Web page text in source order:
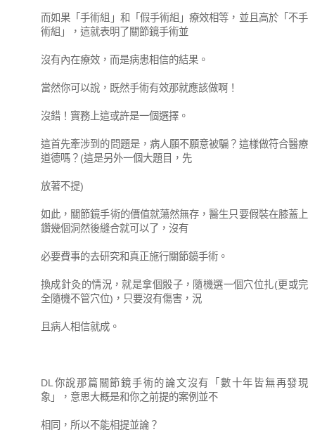
而如果「手術組」和「假手術組」療效相等，並且高於「不手
術組」，這就表明了關節鏡手術並
沒有內在療效，而是病患相信的結果。
當然你可以說，既然手術有效那就應該做啊！
沒錯！實務上這或許是一個選擇。
這首先牽涉到的問題是，病人願不願意被騙？這樣做符合醫療
道德嗎？(這是另外一個大題目，先
放著不提)
如此，關節鏡手術的價值就蕩然無存，醫生只要假裝在膝蓋上
鑽幾個洞然後縫合就可以了，沒有
必要費事的去研究和真正施行關節鏡手術。
換成針灸的情況，就是拿個骰子，隨機選一個穴位扎(更或完
全隨機不管穴位)，只要沒有傷害，況
且病人相信就成。
DL你說那篇關節鏡手術的論文沒有「數十年皆無再發現
象」，意思大概是和你之前提的案例並不
相同，所以不能相提並論？